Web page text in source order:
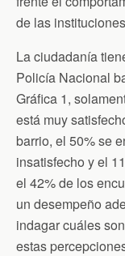
de las
La ciudadanía
Policía Nacional
Gráfica 1,
está muy
barrio, el 50% se
insatisfecho y el
el 42% de los
un desempeño
indagar cuáles
estas